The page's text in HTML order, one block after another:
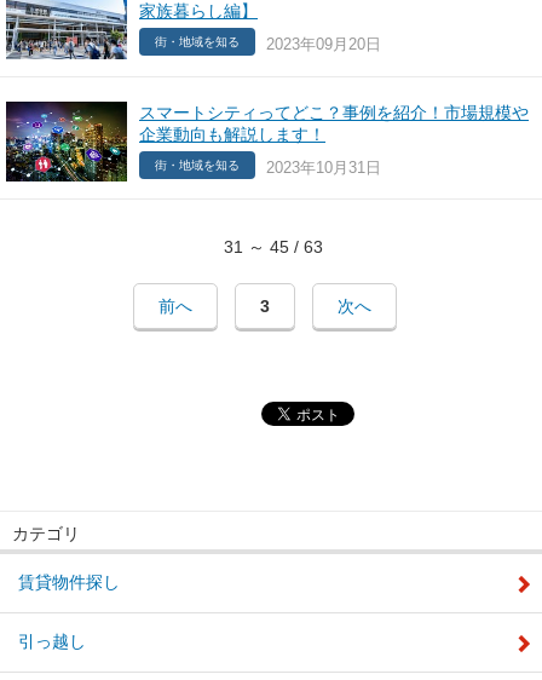
家族暮らし編】
街・地域を知る 2023年09月20日
スマートシティってどこ？事例を紹介！市場規模や
企業動向も解説します！
街・地域を知る 2023年10月31日
31 ～ 45 / 63
前へ 3 次へ
カテゴリ
賃貸物件探し
引っ越し